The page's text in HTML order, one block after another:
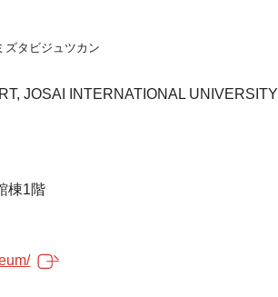
ズタビジュツカン
JOSAI INTERNATIONAL UNIVERSITY
棟1階